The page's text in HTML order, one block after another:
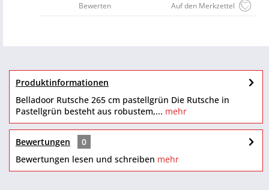
Auf den Merkzettel
Bewerten
Produktinformationen
Belladoor Rutsche 265 cm pastellgrün Die Rutsche in
Pastellgrün besteht aus robustem,... mehr
Bewertungen
0
Bewertungen lesen und schreiben mehr